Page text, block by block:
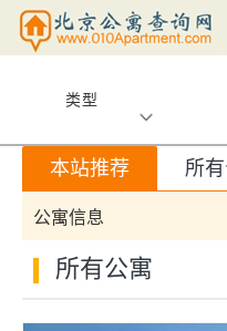
类型
本站推荐 所
公寓信息
所有公寓